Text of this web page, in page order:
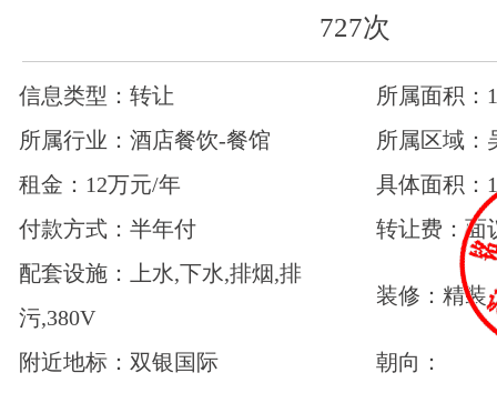
727次
信息类型：转让
所属面积：
所属行业：酒店餐饮-餐馆
所属区域：
租金：12万元/年
具体面积：
付款方式：半年付
转让费：面
配套设施：上水,下水,排烟,排
污,380V
装修：精装
附近地标：双银国际 朝向：